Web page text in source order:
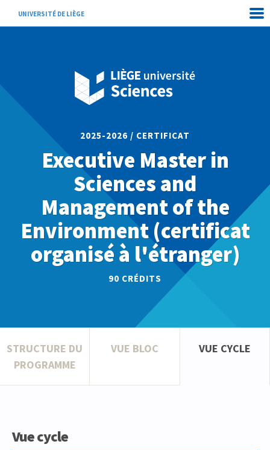
UNIVERSITÉ DE LIÈGE
2025-2026 / CERTIFICAT
Executive Master in
Sciences and
Management of the
Environment (certificat
organisé à l'étranger)
90 CRÉDITS
STRUCTURE DU
PROGRAMME
VUE BLOC VUE CYCLE
Vue cycle